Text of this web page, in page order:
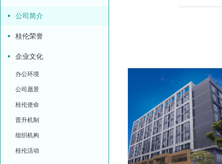
公司简介
桂伦荣誉
企业文化
办公环境
公司愿景
桂伦使命
晋升机制
组织机构
桂伦活动